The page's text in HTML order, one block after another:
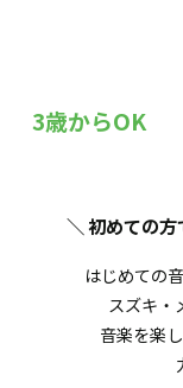
3歳からOK
＼ 初めての
はじめての
スズキ・
音楽を楽